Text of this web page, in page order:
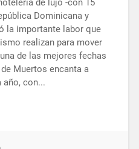
Dominicana y
la importante labor que
realizan para mover
de las mejores fechas
Muertos encanta a
con...